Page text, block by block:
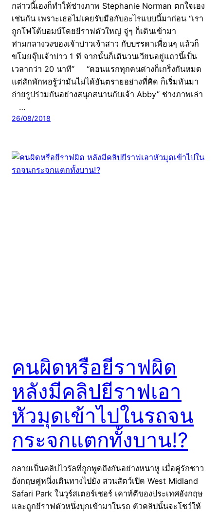
กล่าวนี้เองก็ทำให้ช่างภาพ Stephanie Norman ตกใจเอง
เช่นกัน เพราะเธอไม่เคยรับมือกับอะไรแบบนี้มาก่อน “เรา
ถูกโฟโต้บอมบ์โดยยีราฟตัวใหญ่ จู่ๆ ก็เดินเข้ามา
ท่ามกลางวงของเจ้าบ่าวเจ้าสาว กับบรรดาเพื่อนๆ แล้วก็
ขโมยจุ๊บเจ้าบ่าว 1 ที จากนั้นก็เดินวนเวียนอยู่แถวนี้เป็น
เวลากว่า 20 นาที” “ตอนแรกทุกคนต่างก็เกร็งกันหมด
แต่สักพักพอรู้ว่ามันไม่ได้อันตรายอย่างที่คิด ก็เริ่มหันมา
ถ่ายรูปร่วมกันอย่างสนุกสนานกับเจ้า Abby” ช่างภาพเล่า
…
26/08/2018
คนผิดหรือยีราฟผิด
หลังมีคลิปยีราฟเอา
หัวมุดเข้าไปในรถจน
กระจกแตกทั้งบาน!?
กลายเป็นคลิปไวรัลที่ถูกพูดถึงกันอย่างหนาหู เมื่อคู่รักชาว
อังกฤษคู่หนึ่งเดินทางไปยัง สวนสัตว์เปิด West Midland
Safari Park ในวุร์สเตอร์เชอร์ เคาท์ตีของประเทศอังกฤษ
และถูกยีราฟตัวหนึ่งบุกเข้ามาในรถ ตัวคลิปนั้นจะโชว์ให้